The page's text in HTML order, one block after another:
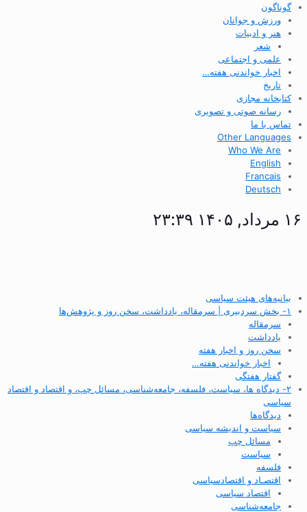
گوناگون
ورزش و جوانان
هنر و ادبیات
شعر
علمی و اجتماعی
اخبار خواندنی هفته…
تاریخ
کتابخانه مجازی
رسانه صوتی و تصویری
تماس با ما
Other Languages
Who We Are
English
Francais
Deutsch
۱۶ مرداد, ۱۴۰۵ ۲۳:۳۹
بیانیه‌های هیئت سیاسی
۱- بخش سردبیری | سرمقاله، یادداشت، سخن روز و پژوهش‌ها
سرمقاله
یادداشت
سخن روز و اخبار هفته
اخبار خواندنی هفته…
گفتار هفتگی
۲- دیدگاه ها، سیاست، فلسفه، جامعه‌شناسی، مسائل چپ، و اقتصاد و اقتصاد
سیاسی
دیدگاه‌ها
سیاست و اندیشه سیاسی
مسائل چپ
سیاست
فلسفه
اقتصـاد و اقتصاد‌سیاسی
اقتصاد سیاسی
جامعه‌شناسی